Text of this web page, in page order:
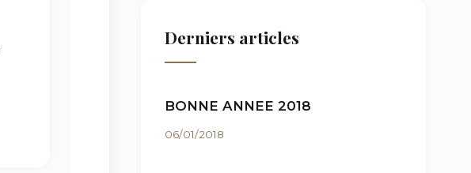
Derniers articles
BONNE ANNEE 2018
06/01/2018